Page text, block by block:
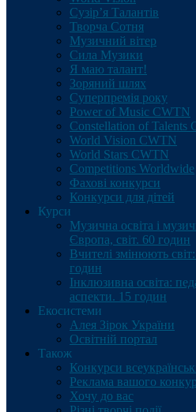
Сузір’я Талантів
Творча Сотня
Музичний вітер
Сила Музики
Я маю талант!
Зоряний шлях
Суперпремія року
Power of Music CWTN
Constellation of Talents
World Vision CWTN
World Stars CWTN
Competitions Worldwide
Фахові конкурси
Конкурси для дітей
Курси
Музична освіта і
Європа, світ. 60 годин
Вчителі змінюють світ:
годин
Інклюзивна освіта:
аспекти. 15 годин
Екосистеми
Алея Зірок України
Освітній портал
Також
Конкурси
Реклама вашого
Хочу до вас